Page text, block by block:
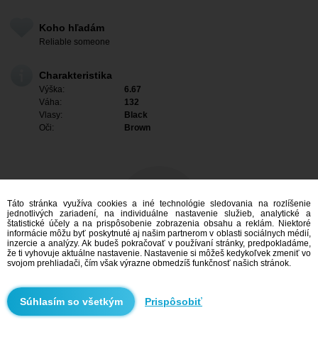
Koho hľadám
Reliable someone
Charakteristika
Výška:
6.67
Váha:
132
Vlasy:
Black
Oči:
Brown
Mám záujem
Vyhľadávanie
Táto stránka využíva cookies a iné technológie sledovania na rozlíšenie
jednotlivých zariadení, na individuálne nastavenie služieb, analytické a
štatistické účely a na prispôsobenie zobrazenia obsahu a reklám. Niektoré
informácie môžu byť poskytnuté aj našim partnerom v oblasti sociálnych médií,
inzercie a analýzy. Ak budeš pokračovať v používaní stránky, predpokladáme,
že ti vyhovuje aktuálne nastavenie. Nastavenie si môžeš kedykoľvek zmeniť vo
svojom prehliadači, čím však výrazne obmedzíš funkčnosť našich stránok.
Prispôsobiť